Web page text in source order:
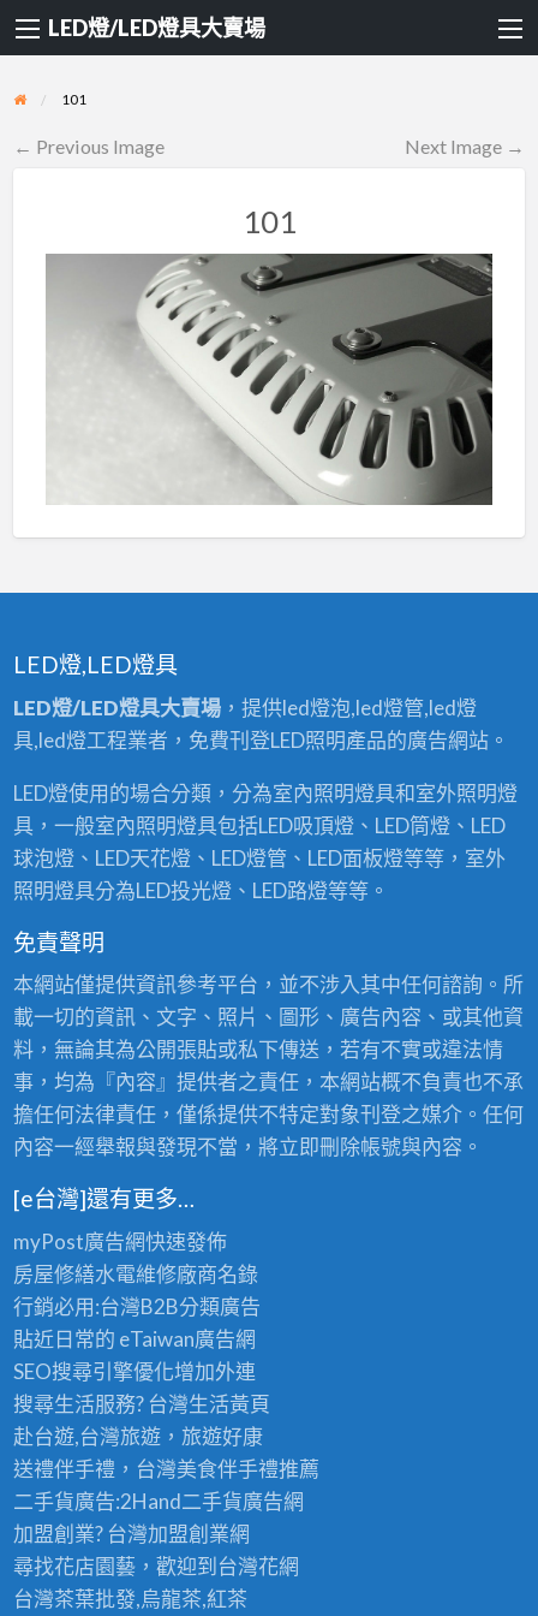
LED燈/LED燈具大賣場
101
← Previous Image Next Image →
101
LED燈,LED燈具
LED燈/LED燈具大賣場，提供led燈泡,led燈管,led燈
具,led燈工程業者，免費刊登LED照明產品的廣告網站。
LED燈使用的場合分類，分為室內照明燈具和室外照明燈
具，一般室內照明燈具包括LED吸頂燈、LED筒燈、LED
球泡燈、LED天花燈、LED燈管、LED面板燈等等，室外
照明燈具分為LED投光燈、LED路燈等等。
免責聲明
本網站僅提供資訊參考平台，並不涉入其中任何諮詢。所
載一切的資訊、文字、照片、圖形、廣告內容、或其他資
料，無論其為公開張貼或私下傳送，若有不實或違法情
事，均為『內容』提供者之責任，本網站概不負責也不承
擔任何法律責任，僅係提供不特定對象刊登之媒介。任何
內容一經舉報與發現不當，將立即刪除帳號與內容。
[e台灣]還有更多…
myPost廣告網快速發佈
房屋修繕水電維修廠商名錄
行銷必用:台灣B2B分類廣告
貼近日常的 eTaiwan廣告網
SEO搜尋引擎優化增加外連
搜尋生活服務? 台灣生活黃頁
赴台遊,台灣旅遊，旅遊好康
送禮伴手禮，台灣美食伴手禮推薦
二手貨廣告:2Hand二手貨廣告網
加盟創業? 台灣加盟創業網
尋找花店園藝，歡迎到 台灣花網
台灣茶葉批發,烏龍茶,紅茶